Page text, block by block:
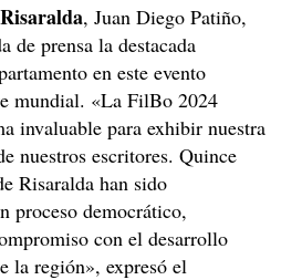
, Juan Diego Patiño,
de prensa la destacada
en este evento
mundial. «La FilBo 2024
invaluable para exhibir nuestra
nuestros escritores. Quince
Risaralda han sido
proceso democrático,
con el desarrollo
la región», expresó el